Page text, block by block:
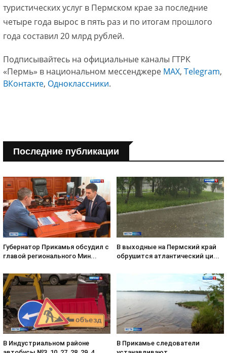
туристических услуг в Пермском крае за последние
четыре года вырос в пять раз и по итогам прошлого
года составил 20 млрд рублей.
Подписывайтесь на официальные каналы ГТРК
«Пермь» в национальном мессенджере МАХ, Telegram,
ВКонтакте, Одноклассники.
Последние публикации
Губернатор Прикамья обсудил с
главой регионального Мин...
В выходные на Пермский край
обрушится атлантический ци...
В Индустриальном районе
В Прикамье следователи